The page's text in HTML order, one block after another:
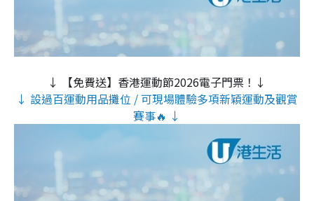
↓ 【免費送】香港運動節2026電子門票！↓
↓ 設過百運動用品攤位 / 可現場體驗多項新穎運動及觀賞
賽事🔥 ↓